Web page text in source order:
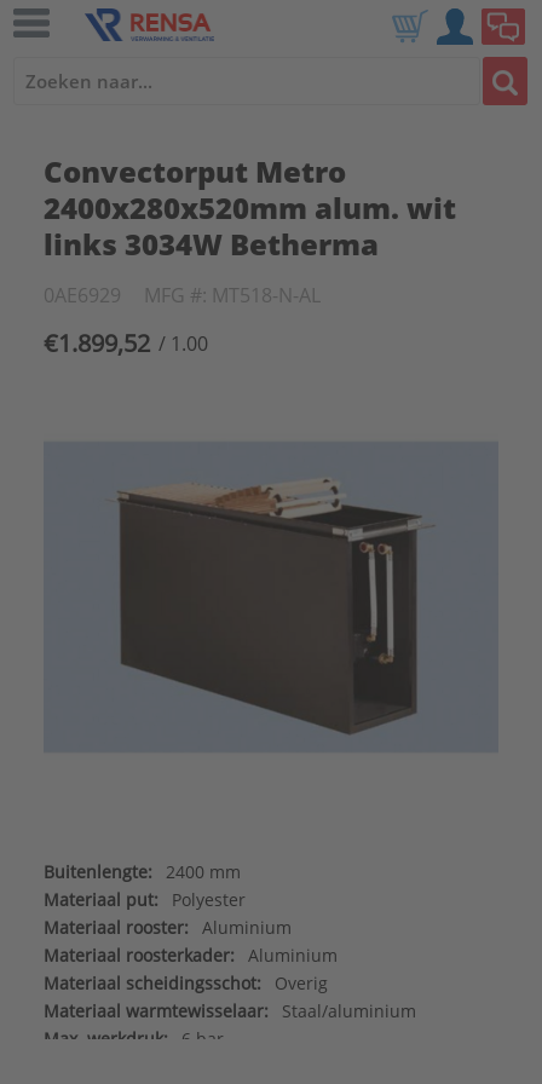
Convectorput Metro
2400x280x520mm alum. wit
links 3034W Betherma
0AE6929 MFG #: MT518-N-AL
€1.899,52 / 1.00
Buitenlengte:
2400 mm
Materiaal put:
Polyester
Materiaal rooster:
Aluminium
Materiaal roosterkader:
Aluminium
Materiaal scheidingsschot:
Overig
Materiaal warmtewisselaar:
Staal/aluminium
Max. werkdruk:
6 bar